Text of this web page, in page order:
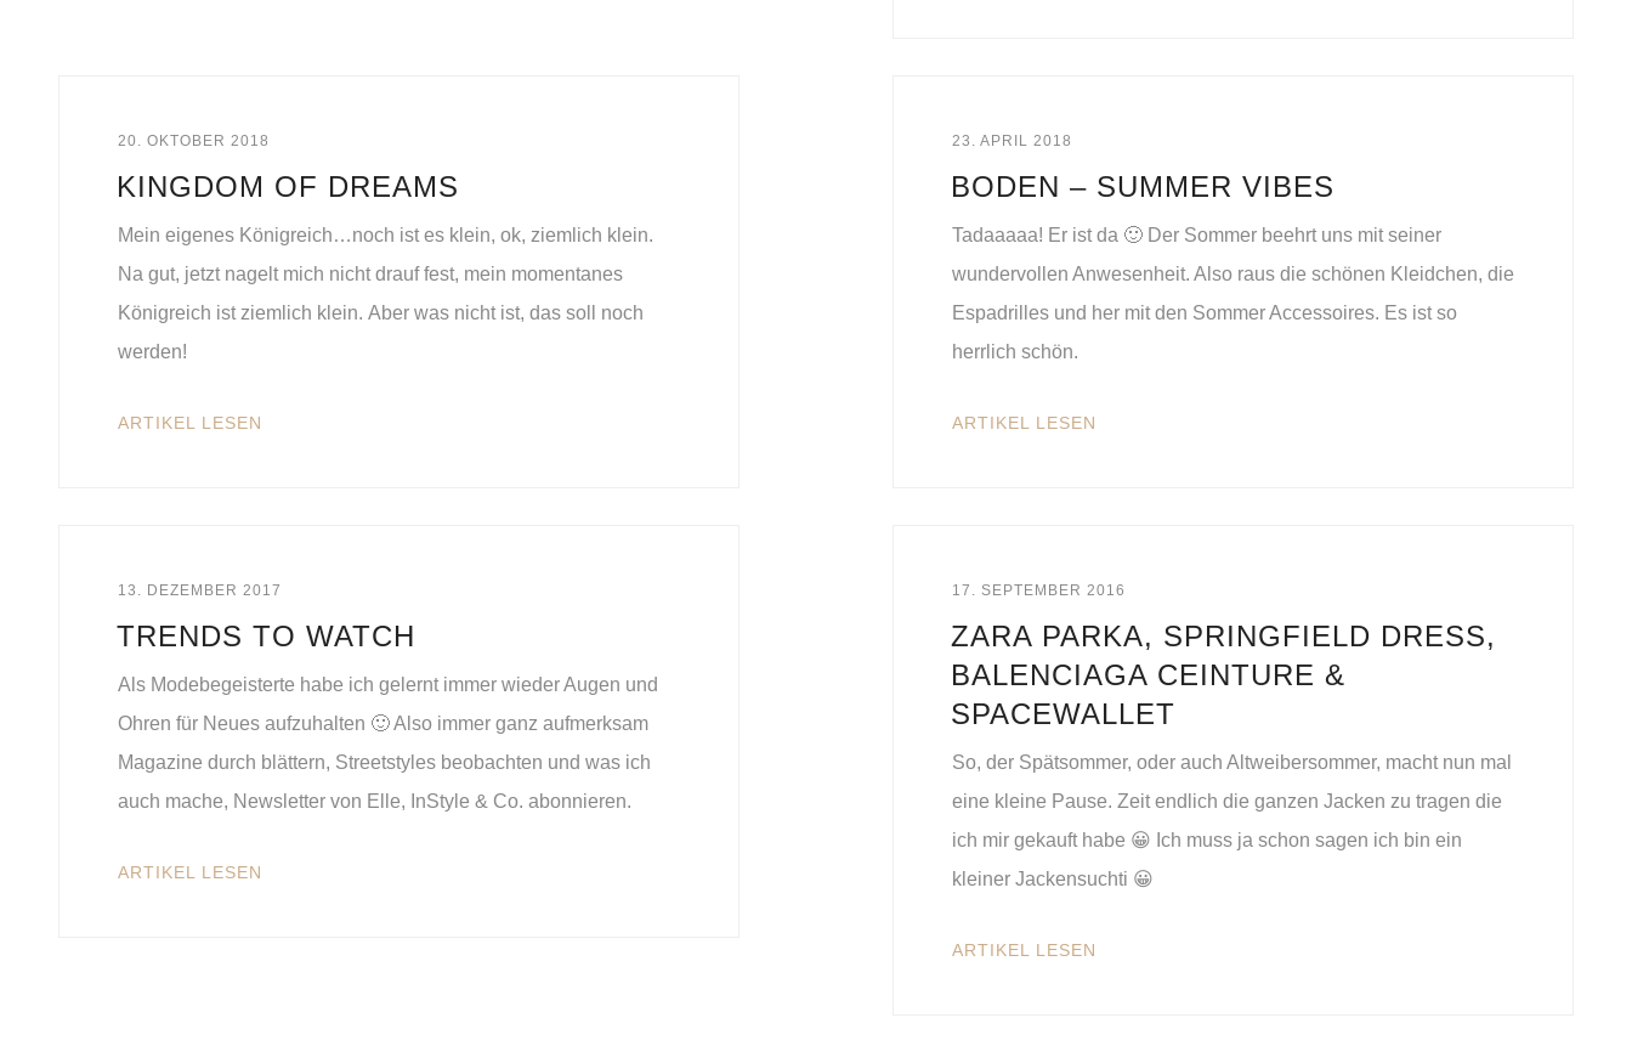
20. OKTOBER 2018
KINGDOM OF DREAMS
Mein eigenes Königreich…noch ist es klein, ok, ziemlich klein.
Na gut, jetzt nagelt mich nicht drauf fest, mein momentanes
Königreich ist ziemlich klein. Aber was nicht ist, das soll noch
werden!
ARTIKEL LESEN
23. APRIL 2018
BODEN – SUMMER VIBES
Tadaaaaa! Er ist da 🙂 Der Sommer beehrt uns mit seiner
wundervollen Anwesenheit. Also raus die schönen Kleidchen, die
Espadrilles und her mit den Sommer Accessoires. Es ist so
herrlich schön.
ARTIKEL LESEN
13. DEZEMBER 2017
TRENDS TO WATCH
Als Modebegeisterte habe ich gelernt immer wieder Augen und
Ohren für Neues aufzuhalten 🙂 Also immer ganz aufmerksam
Magazine durch blättern, Streetstyles beobachten und was ich
auch mache, Newsletter von Elle, InStyle & Co. abonnieren.
ARTIKEL LESEN
17. SEPTEMBER 2016
ZARA PARKA, SPRINGFIELD DRESS,
BALENCIAGA CEINTURE &
SPACEWALLET
So, der Spätsommer, oder auch Altweibersommer, macht nun mal
eine kleine Pause. Zeit endlich die ganzen Jacken zu tragen die
ich mir gekauft habe 😀 Ich muss ja schon sagen ich bin ein
kleiner Jackensuchti 😀
ARTIKEL LESEN